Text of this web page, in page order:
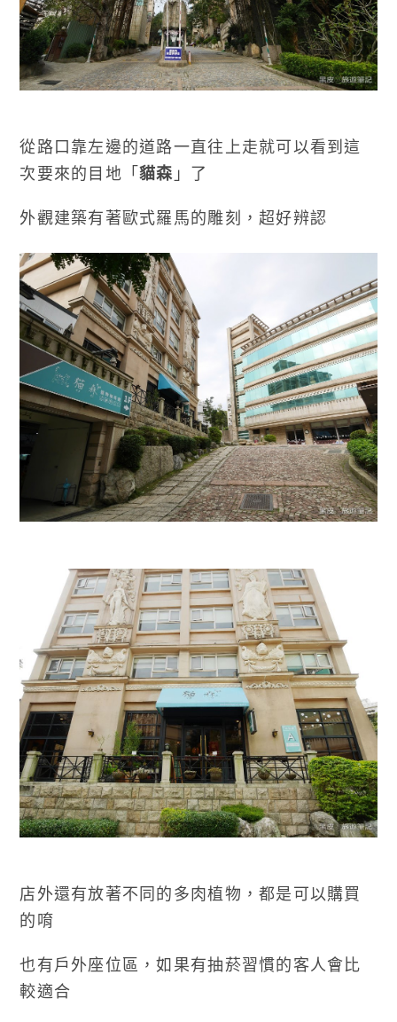
從路口靠左邊的道路一直往上走就可以看到這
次要來的目地「貓森 」了
外觀建築有著歐式羅馬的雕刻，超好辨認
店外還有放著不同的多肉植物，都是可以購買
的唷
也有戶外座位區，如果有抽菸習慣的客人會比
較適合